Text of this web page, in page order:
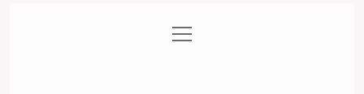
Gizlilik Politikası
menüyü
aç